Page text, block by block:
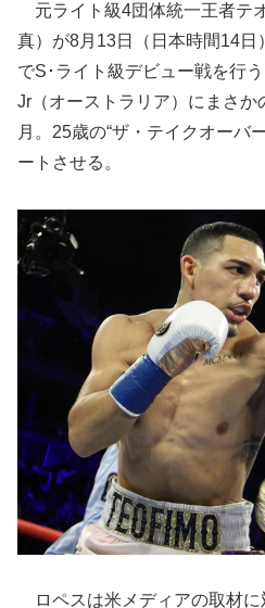
元ライト級4団体統一王者テ
真）が8月13日（日本時間14日
でS･ライト級デビュー戦を行
Jr（オーストラリア）にまさか
月。25歳の“ザ・テイクオーバ
ートさせる。
ロペスは米メディアの取材に